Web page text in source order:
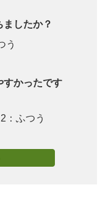
ましたか？
う
すかったです
2：ふつう